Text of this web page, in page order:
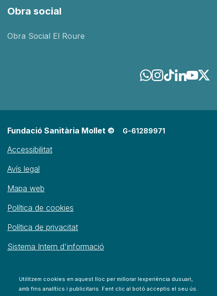
Obra social
Obra Social El Roure
Fundació Sanitària Mollet © G-61289971
Accessibilitat
Avís legal
Mapa web
Política de cookies
Política de privacitat
Sistema Intern d'informació
Utilitzem cookies en aquest lloc per millorar lexperiència dusuari,
amb fins analítics i publicitaris. Fent clic al botó acceptis el seu ús.